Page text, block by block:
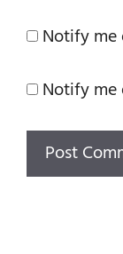
Notify
Notify me